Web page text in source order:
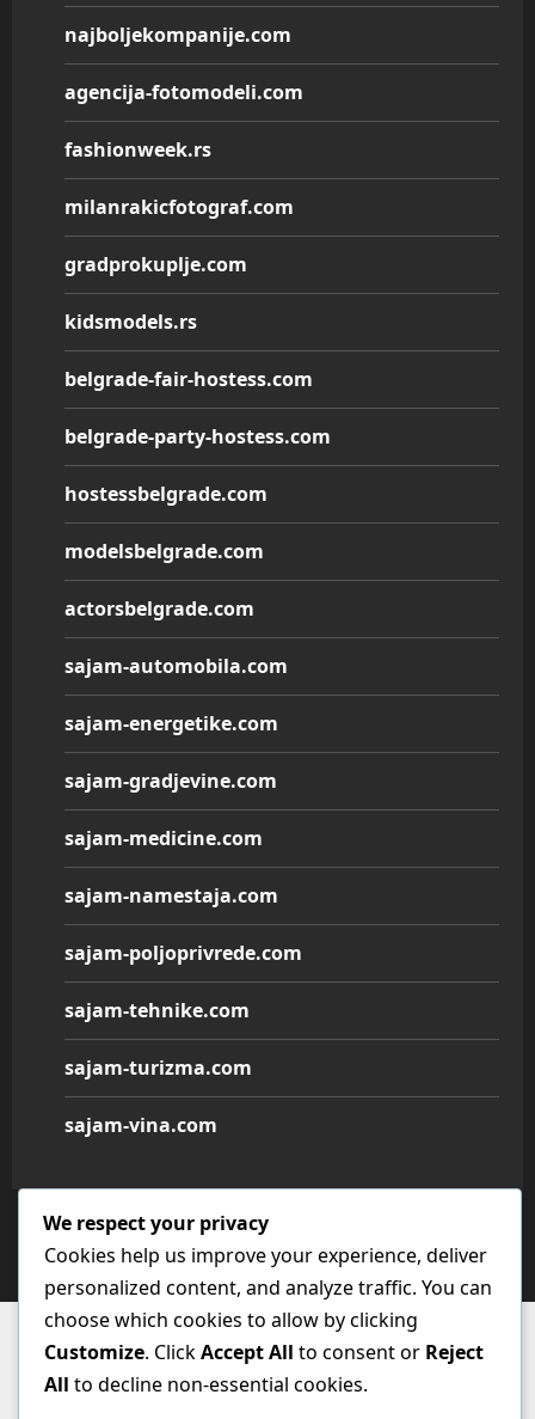
najboljekompanije.com
agencija-fotomodeli.com
fashionweek.rs
milanrakicfotograf.com
gradprokuplje.com
kidsmodels.rs
belgrade-fair-hostess.com
belgrade-party-hostess.com
hostessbelgrade.com
modelsbelgrade.com
actorsbelgrade.com
sajam-automobila.com
sajam-energetike.com
sajam-gradjevine.com
sajam-medicine.com
sajam-namestaja.com
sajam-poljoprivrede.com
sajam-tehnike.com
sajam-turizma.com
sajam-vina.com
Copyright © All rights reserved. MoreNews by AF
themes.
We respect your privacy
Cookies help us improve your experience, deliver
personalized content, and analyze traffic. You can
choose which cookies to allow by clicking
Customize. ClickAccept All to consent or Reject
All to decline non-essential cookies.